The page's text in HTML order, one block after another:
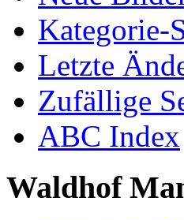
Kategorie-
Letzte
Zufällige
ABC Index
Waldhof